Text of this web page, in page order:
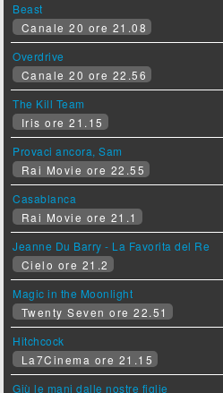
Beast
Canale 20 ore 21.08
Overdrive
Canale 20 ore 22.56
The Kill Team
Iris ore 21.15
Provaci ancora, Sam
Rai Movie ore 22.55
Casablanca
Rai Movie ore 21.1
Jeanne Du Barry - La Favorita del Re
Cielo ore 21.2
Magic in the Moonlight
Twenty Seven ore 22.51
Hitchcock
La7Cinema ore 21.15
Giù le mani dalle nostre figlie